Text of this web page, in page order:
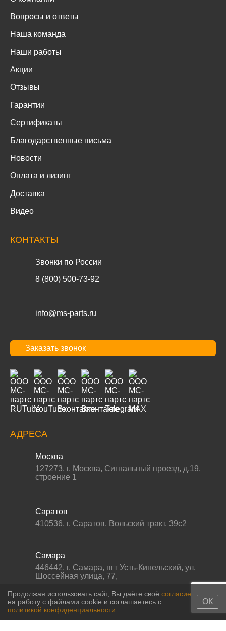
Вопросы и ответы
Наша команда
Наши работы
Акции
Отзывы
Гарантии
Сертификаты
Благодарственные письма
Новости
Оплата и лизинг
Доставка
Видео
КОНТАКТЫ
Звонки по России
8 (800) 500-73-92
info@ms-parts.ru
Заказать звонок
АДРЕСА
Москва
127273, г. Москва, Сигнальный проезд, д.19,
строение 1
Саратов
410536, г. Саратов, Вольский тракт, 39с2
Самара
446442, г. Самара, пгт Усть-Кинельский, ул.
Шоссейная улица, 77,
Продолжая использовать сайт, Вы даёте своё согласие
на работу с файлами cookie и соглашаетесь с
политикой конфиденциальности
ОК